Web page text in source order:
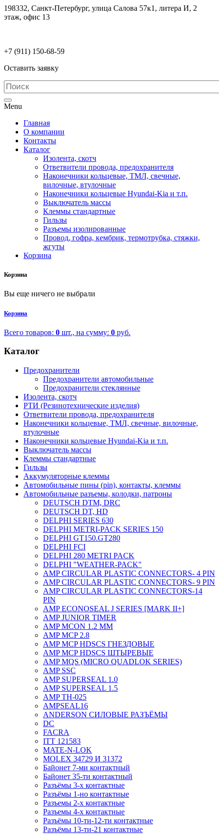
198332, Санкт-Петербург, улица Салова 57к1, литера И, 2
этаж, офис 13
+7 (911) 150-68-59
Оставить заявку
Menu
Главная
О компании
Контакты
Каталог
Изолента, скотч
Ответвители провода, предохранителя
Наконечники кольцевые, ТМЛ, свечные,
вилочные, втулочные
Наконечники кольцевые Hyundai-Kia и т.п.
Выключатель массы
Клеммы стандартные
Гильзы
Разъемы изолированные
Провод, гофра, кембрик, термотрубка, стяжки,
жгуты
Корзина
Корзина
Вы еще ничего не выбрали
Корзина
Всего товаров: 0 шт., на сумму: 0 руб.
Каталог
Предохранители
Предохранители автомобильные
Предохранители стеклянные
Изолента, скотч
РТИ (Резинотехнические изделия)
Ответвители провода, предохранителя
Наконечники кольцевые, ТМЛ, свечные, вилочные,
втулочные
Наконечники кольцевые Hyundai-Kia и т.п.
Выключатель массы
Клеммы стандартные
Гильзы
Аккумуляторные клеммы
Автомобильные пины (pin), контакты, клеммы
Автомобильные разъемы, колодки, патроны
DEUTSCH DTM, DRC
DEUTSCH DT, HD
DELPHI SERIES 630
DELPHI METRI-PACK SERIES 150
DELPHI GT150.GT280
DELPHI FCI
DELPHI 280 METRI PACK
DELPHI "WEATHER-PACK"
AMP CIRCULAR PLASTIC CONNECTORS- 4 PIN
AMP CIRCULAR PLASTIC CONNECTORS- 9 PIN
AMP CIRCULAR PLASTIC CONNECTORS-14
PIN
AMP ECONOSEAL J SERIES [MARK II+]
AMP JUNIOR TIMER
AMP MCON 1.2 MM
AMP MCP 2.8
AMP MCP HDSCS ГНЕЗДОВЫЕ
AMP MCP HDSCS ШТЫРЕВЫЕ
AMP MQS (MICRO QUADLOK SERIES)
AMP SSC
AMP SUPERSEAL 1.0
AMP SUPERSEAL 1.5
AMP ТН-025
AMPSEAL16
ANDERSON СИЛОВЫЕ РАЗЪЁМЫ
DC
FACRA
ITT 121583
MATE-N-LOK
MOLEX 34729 И 31372
Байонет 7-ми контактный
Байонет 35-ти контактный
Разъёмы 3-х контактные
Разъёмы 1-но контактные
Разъемы 2-х контактные
Разъемы 4-х контактные
Разъёмы 10-ти-12-ти контактные
Разъёмы 13-ти-21 контактные